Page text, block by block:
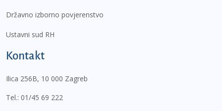
Državno izborno povjerenstvo
Ustavni sud RH
Kontakt
Ilica 256B, 10 000 Zagreb
Tel.: 01/45 69 222